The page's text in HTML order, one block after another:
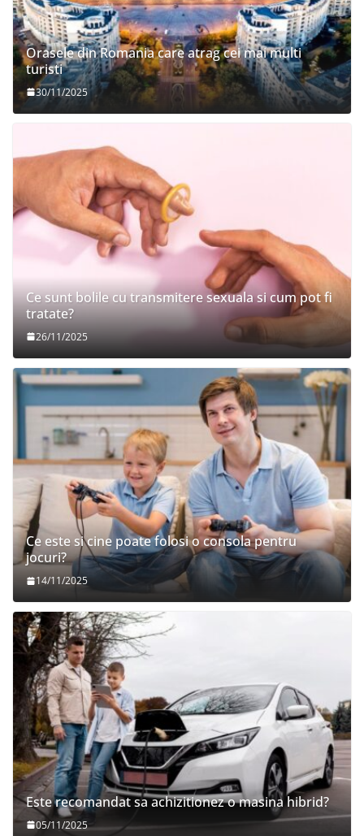
Orasele din Romania care atrag cei mai multi
turisti
30/11/2025
Ce sunt bolile cu transmitere sexuala si cum pot fi
tratate?
26/11/2025
Ce este si cine poate folosi o consola pentru
jocuri?
14/11/2025
Este recomandat sa achizitionez o masina hibrid?
05/11/2025